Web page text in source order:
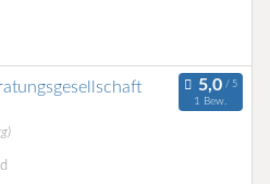
1 Bew.